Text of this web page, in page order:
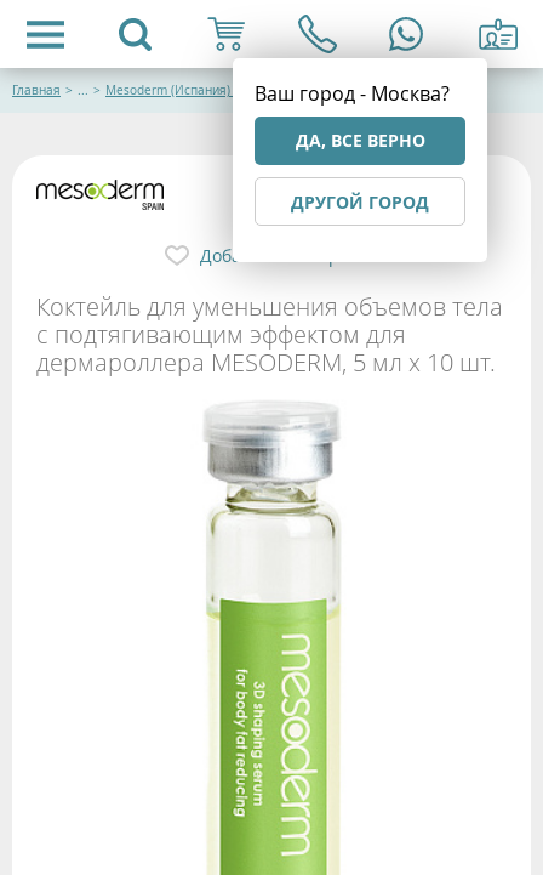
Ваш город - Москва?
ДА, ВСЕ ВЕРНО
ДРУГОЙ ГОРОД
Главная > ... > Mesoderm (Испания) Эстетическая косметология
Коктейль для уменьшения объемов тела
с подтягивающим эффектом для
дермароллера MESODERM, 5 мл x 10 шт.
Добавить в избранное